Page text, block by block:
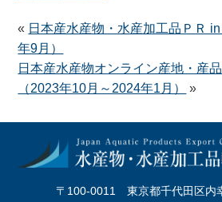
« 日本産水産物・水産加工品ＰＲ
年9月）
日本産水産物オンライン産地・産
（2023年10月～2024年1月）
»
〒100-0011 東京都千代田区内